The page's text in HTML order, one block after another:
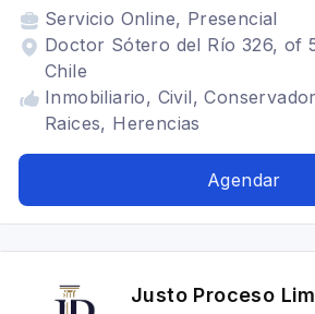
Servicio Online, Presencial
Doctor Sótero del Río 326, of
Chile
Inmobiliario, Civil,
Raices, Herencias
Agendar
Justo Proceso